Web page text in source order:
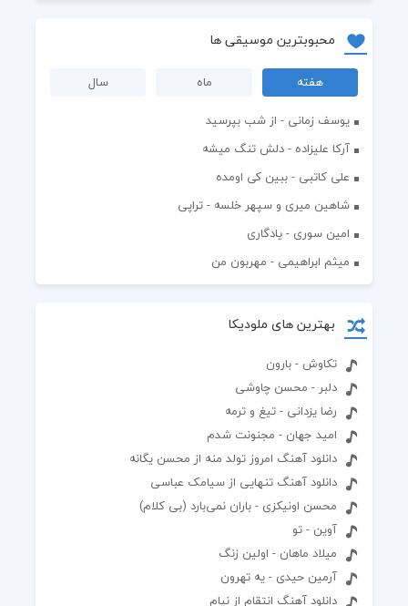
محبوبترین موسیقی ها
هفته ماه
سال
یوسف زمانی - از شب بپرسید
آرکا علیزاده - دلش تنگ میشه
علی کاتبی - ببین کی اومده
شاهین میری و سپهر خلسه - تراپی
امین سوری - یادگاری
میثم ابراهیمی - مهربون من
بهترین های ملودیکا
تکاوش - بارون
دلبر - محسن چاوشی
رضا یزدانی - تیغ و ترمه
امید جهان - مجنونت شدم
دانلود آهنگ امروز تولد منه از محسن یگانه
دانلود آهنگ تنهایی از سیامک عباسی
محسن اونیکزی - باران نمی‌بارد (بی کلام)
آوین - تو
میلاد ماهان - اولین زنگ
آرمین حیدی - یه تهرون
دانلود آهنگ انتقام از نیام